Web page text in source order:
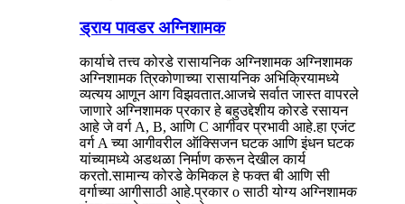
ड्राय पावडर अग्निशामक
कार्याचे तत्त्व कोरडे रासायनिक अग्निशामक अग्निशामक
अग्निशामक त्रिकोणाच्या रासायनिक अभिक्रियामध्ये
व्यत्यय आणून आग विझवतात.आजचे सर्वात जास्त वापरले
जाणारे अग्निशामक प्रकार हे बहुउद्देशीय कोरडे रसायन
आहे जे वर्ग A, B, आणि C आगीवर प्रभावी आहे.हा एजंट
वर्ग A च्या आगीवरील ऑक्सिजन घटक आणि इंधन घटक
यांच्यामध्ये अडथळा निर्माण करून देखील कार्य
करतो.सामान्य कोरडे केमिकल हे फक्त बी आणि सी
वर्गाच्या आगीसाठी आहे.प्रकार o साठी योग्य अग्निशामक